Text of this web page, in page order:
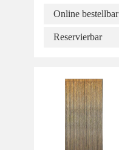
Online bestellbar
Reservierbar